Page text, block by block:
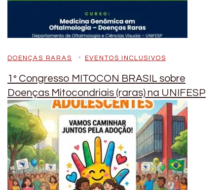
DOENÇAS RARAS EVENTOS INCLUSIVOS
1º Congresso MITOCON BRASIL sobre
Doenças Mitocondriais (raras) na UNIFESP